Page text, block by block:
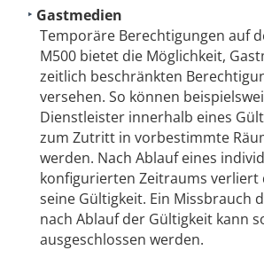
Gastmedien
Temporäre Berechtigungen auf
M500 bietet die Möglichkeit,
zeitlich beschränkten
versehen. So können
Dienstleister innerhalb eines
zum Zutritt in vorbestimmte
werden. Nach Ablauf eines
konfigurierten Zeitraums verliert
seine Gültigkeit. Ein Missbrauch
nach Ablauf der Gültigkeit kann
ausgeschlossen werden.